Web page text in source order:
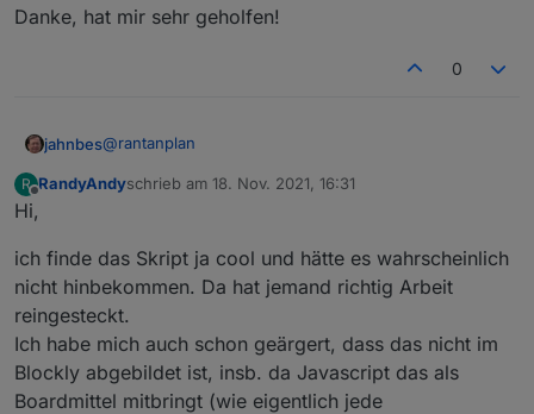
Mit dem folgenden Blockly kann man jedes
Steuerzeichen gegen etwas anderes tauschen.
Spoiler
Bei Fragen, fragen.
Grüße
Danke, hat mir sehr geholfen!
0
jahnbes@rantanplan
Danke, hat mir sehr geholfen!
R RandyAndyschrieb am 18. Nov. 2021, 16:31
zuletzt editiert von
Hi,
ich finde das Skript ja cool und hätte es wahrscheinlich
nicht hinbekommen. Da hat jemand richtig Arbeit
reingesteckt.
Ich habe mich auch schon geärgert, dass das nicht im
Blockly abgebildet ist, insb. da Javascript das als
Boardmittel mitbringt (wie eigentlich jede